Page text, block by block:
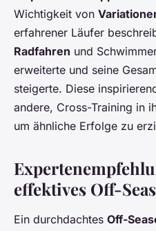
Wichtigkeit von
erfahrener Läufer
Radfahren und
erweiterte und seine
steigerte. Diese
andere, Cross-Training in
um ähnliche Erfolge zu
effektives Off-
Ein durchdachtes Off-